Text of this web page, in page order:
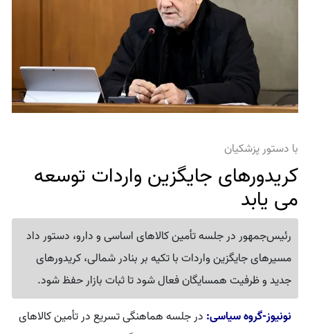
با دستور پزشکیان
کریدورهای جایگزین واردات توسعه
می یابد
رئیس‌جمهور در جلسه تأمین کالاهای اساسی و دارو، دستور داد
مسیرهای جایگزین واردات با تکیه بر بنادر شمالی، کریدورهای
جدید و ظرفیت همسایگان فعال شود تا ثبات بازار حفظ شود.
نونیوز-گروه سیاسی: در جلسه هماهنگی تسریع در تأمین کالاهای